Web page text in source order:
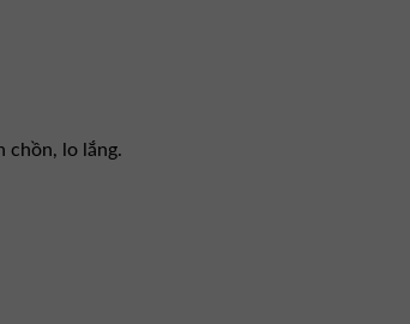
chồn, lo lắng.